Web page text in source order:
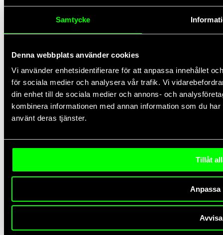
Samtycke
Denna webbplats använder cookies
Vi använder enhetsidentifierare för att anpassa innehållet
för sociala medier och analysera vår trafik. Vi
din enhet till de sociala medier och annons- och
kombinera informationen med annan information som du
använt deras tjänster.
Tillåt
Anpassa
Avvisa
Hör av dig till mig
E-post:
fredrik.ehno@affingo.se
Johannes Vallgårda